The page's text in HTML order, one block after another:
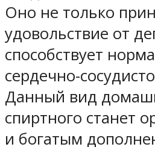
Оно не только
удовольствие от
способствует
сердечно-
Данный вид
спиртного станет
и богатым